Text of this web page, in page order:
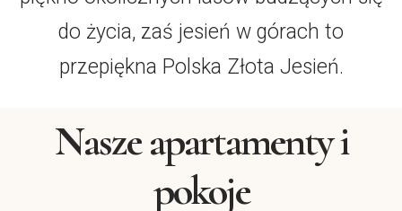
do życia, zaś jesień w górach to
przepiękna Polska Złota Jesień.
Nasze apartamenty i
pokoje